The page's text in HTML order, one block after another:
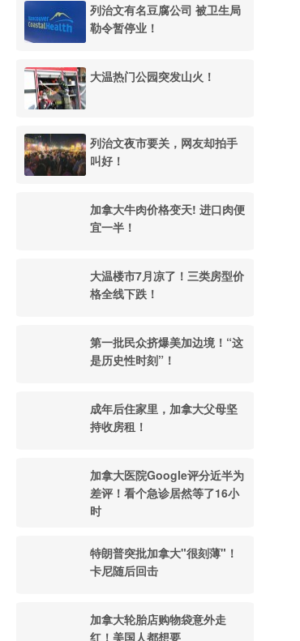
列治文有名豆腐公司 被卫生局
勒令暂停业！
大温热门公园突发山火！
列治文夜市要关，网友却拍手
叫好！
加拿大牛肉价格变天! 进口肉便
宜一半！
大温楼市7月凉了！三类房型价
格全线下跌！
第一批民众挤爆美加边境！“这
是历史性时刻”！
成年后住家里，加拿大父母坚
持收房租！
加拿大医院Google评分近半为
差评！看个急诊居然等了16小
时
特朗普突批加拿大"很刻薄"！
卡尼随后回击
加拿大轮胎店购物袋意外走
红！美国人都想要